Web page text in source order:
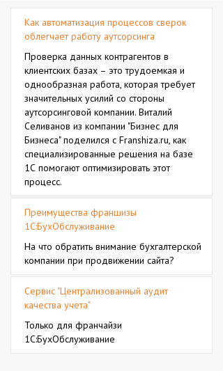
Как автоматизация процессов сверок
облегчает работу аутсорсинга
Проверка данных контрагентов в
клиентских базах – это трудоемкая и
однообразная работа, которая требует
значительных усилий со стороны
аутсорсинговой компании. Виталий
Селиванов из компании "Бизнес для
Бизнеса" поделился с Franshiza.ru, как
специализированные решения на базе
1С помогают оптимизировать этот
процесс.
Преимущества франшизы
1С:БухОбслуживание
На что обратить внимание бухгалтерской
компании при продвижении сайта?
Сервис "Централизованный аудит
качества учета"
Только для франчайзи
1С:БухОбслуживание